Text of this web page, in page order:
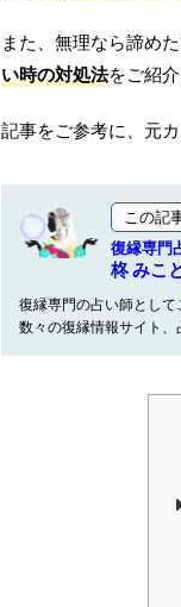
また、無理なら諦め
い時の対処法をご紹介
記事をご参考に、元
この記
復縁専門
柊 みこ
復縁専門の占い師とし
数々の復縁情報サイト、